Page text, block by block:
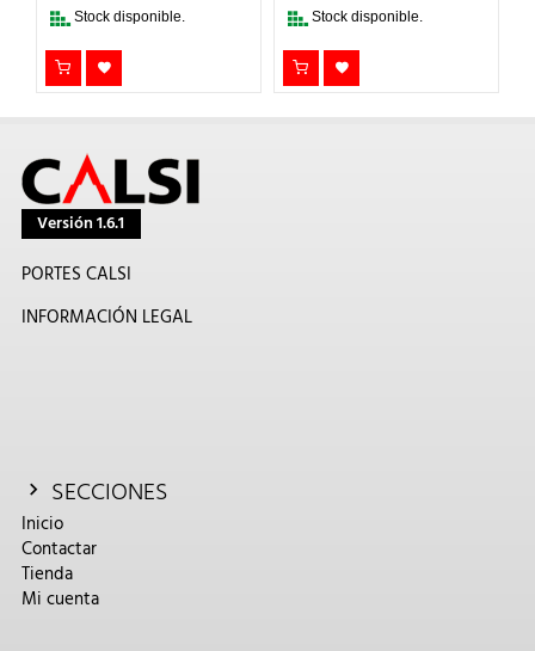
disponible. Stock disponible.
Versión 1.6.1
PORTES CALSI
INFORMACIÓN LEGAL
SECCIONES
Inicio
Contactar
Tienda
Mi cuenta